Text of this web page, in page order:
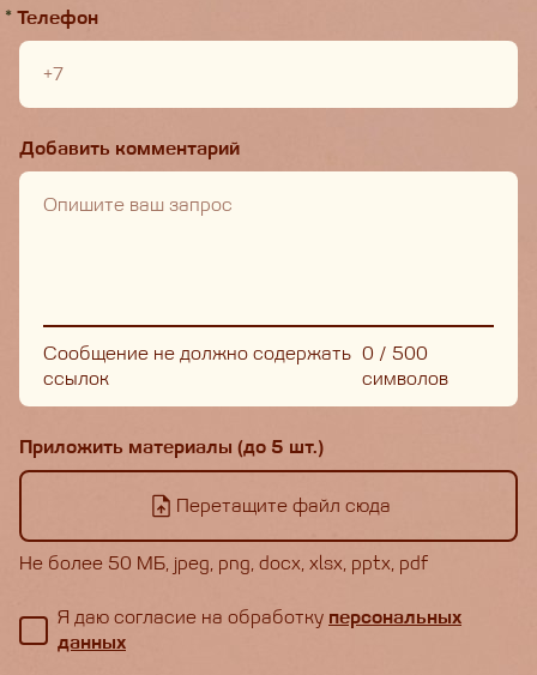
* Телефон
Добавить комментарий
Сообщение не должно содержать
ссылок
0 / 500
символов
Приложить материалы (до 5 шт.)
Перетащите файл сюда
Не более 50 МБ, jpeg, png, docx, xlsx, pptx, pdf
Я даю согласие на обработку персональных
данных